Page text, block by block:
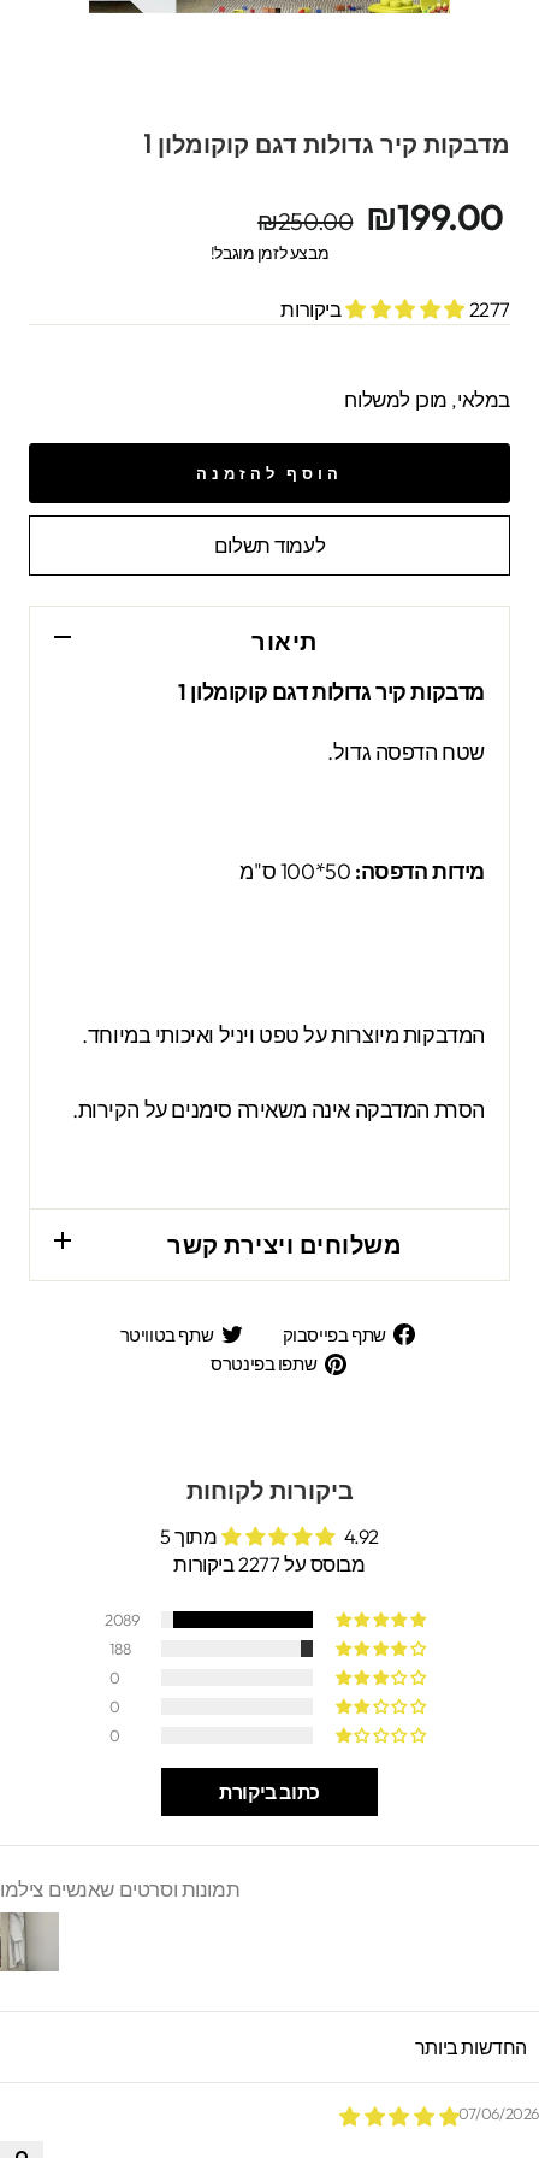
מדבקות קיר גדולות דגם קוקומלון 1
מחיר
מקורי
מחיר
מבצע
₪199.00
₪250.00
מבצע לזמן מוגבל!
2277 ביקורות
במלאי, מוכן למשלוח
הוסף להזמנה
לעמוד תשלום
תיאור
מדבקות קיר גדולות דגם קוקומלון 1
שטח הדפסה גדול.
מידות הדפסה:50*100 ס"מ
המדבקות מיוצרות על טפט ויניל ואיכותי במיוחד.
הסרת המדבקה אינה משאירה סימנים על הקירות.
משלוחים ויצירת קשר
שתף בפייסבוק
שתף
בפייסבוק
שתף בטוויטר
שתפו בפינטרס
ביקורות לקוחות
4.92 מתוך 5
מבוסס על 2277 ביקורות
2089
188
0
0
0
כתוב ביקורת
תמונות וסרטים שאנשים צילמו
SORT
07/06/